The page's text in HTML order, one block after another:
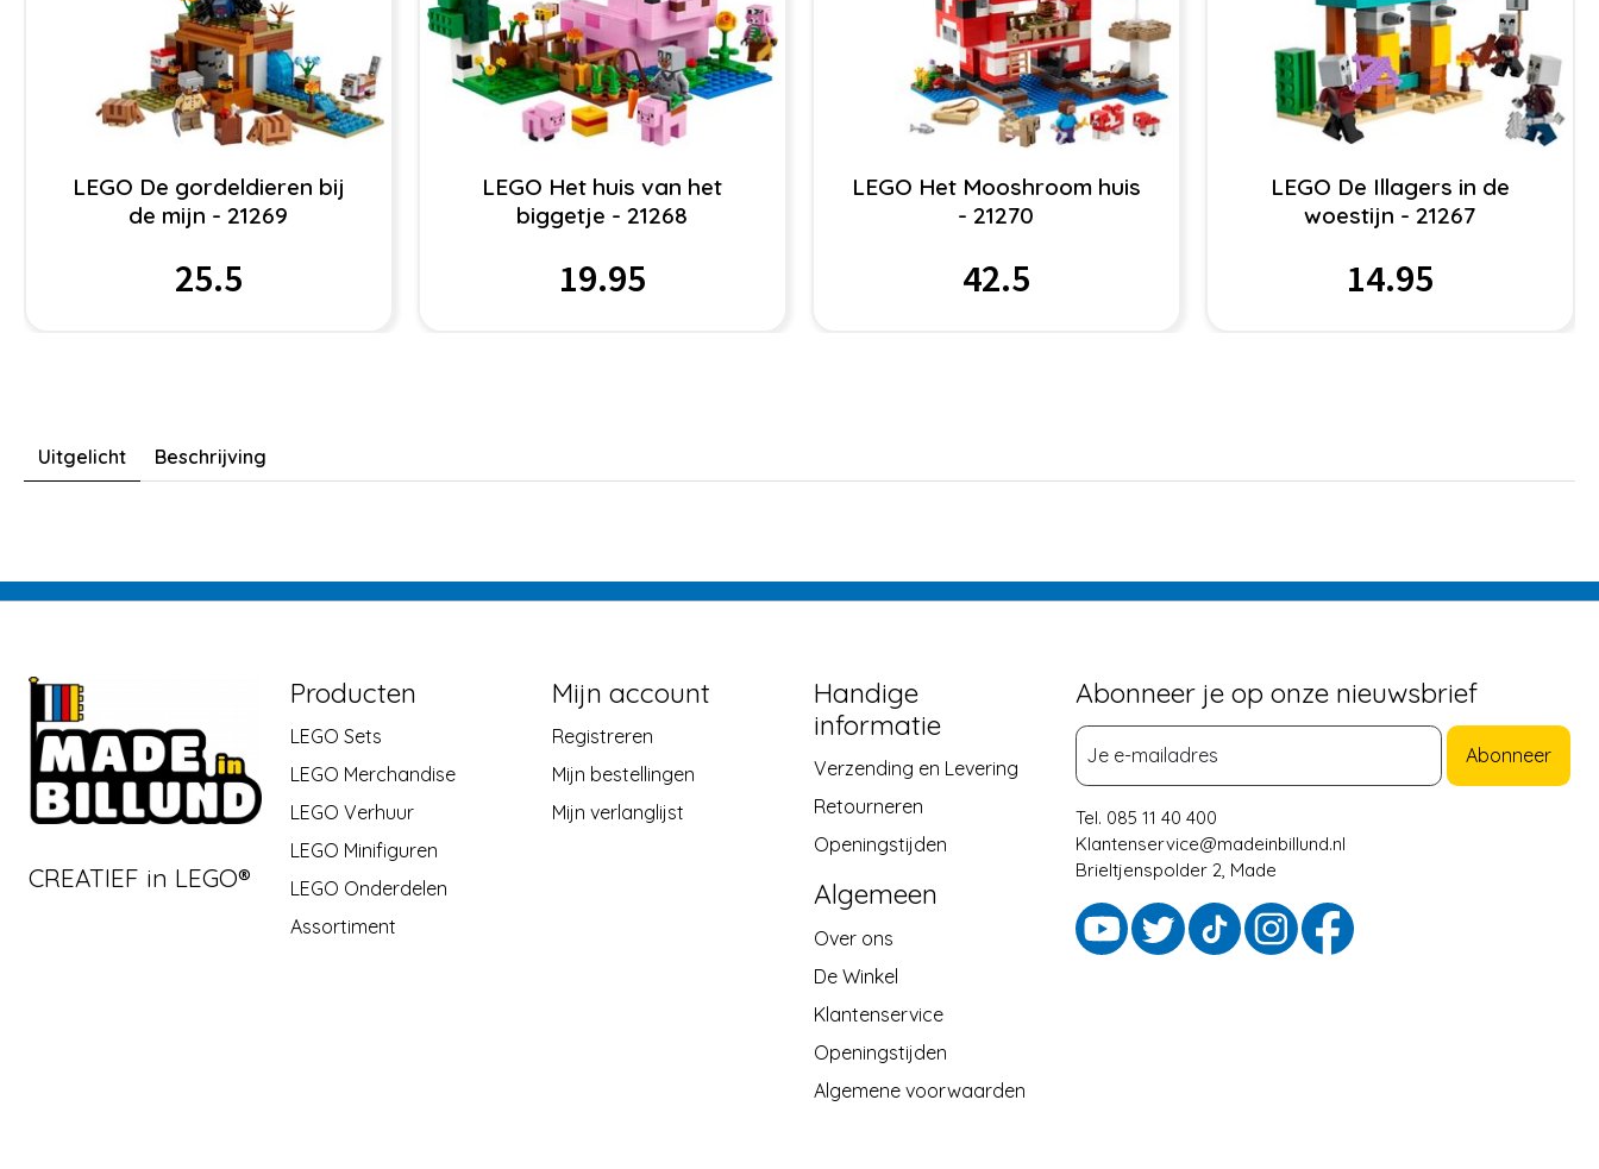
LEGO De gordeldieren bij
de mijn - 21269
25.5
LEGO Het huis van het
biggetje - 21268
19.95
LEGO Het Mooshroom huis
- 21270
42.5
LEGO De Illagers in de
woestijn - 21267
14.95
Uitgelicht Beschrijving
CREATIEF in LEGO®
Producten
LEGO Sets
LEGO Merchandise
LEGO Verhuur
LEGO Minifiguren
LEGO Onderdelen
Assortiment
Mijn account
Registreren
Mijn bestellingen
Mijn verlanglijst
Handige
informatie
Verzending en Levering
Retourneren
Openingstijden
Algemeen
Over ons
De Winkel
Klantenservice
Openingstijden
Algemene voorwaarden
Abonneer je op onze nieuwsbrief
Abonneer
Tel. 085 11 40 400
Klantenservice@madeinbillund.nl
Brieltjenspolder 2, Made